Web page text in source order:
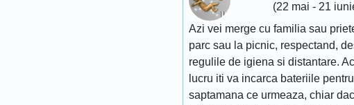
(22 mai - 21
Azi vei merge cu familia sau
parc sau la picnic, respectand,
regulile de igiena si distantare.
lucru iti va incarca bateriile pentru
saptamana ce urmeaza, chiar